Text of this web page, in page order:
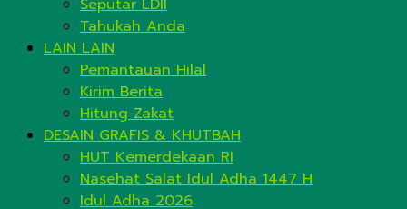
Tahukah Anda
LAIN LAIN
Pemantauan Hilal
Kirim Berita
Hitung Zakat
DESAIN GRAFIS & KHUTBAH
HUT Kemerdekaan RI
Nasehat Salat Idul Adha 1447 H
Idul Adha 2026